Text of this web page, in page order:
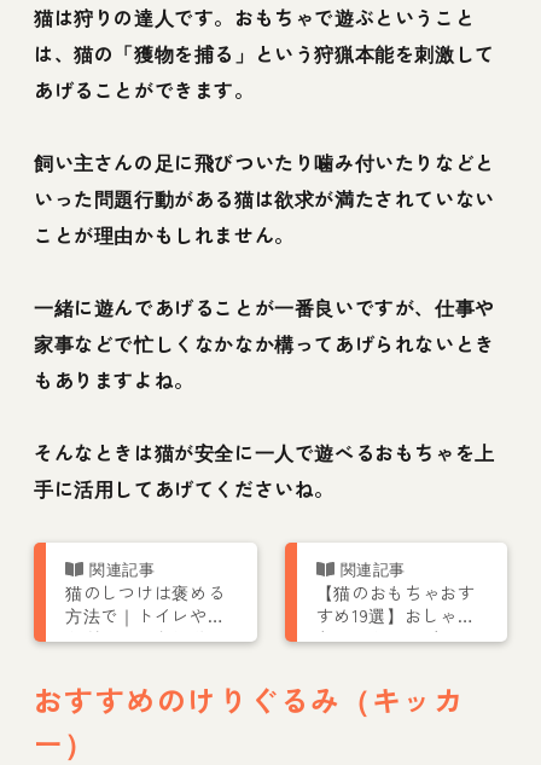
猫は狩りの達人です。おもちゃで遊ぶということ
は、猫の「獲物を捕る」という狩猟本能を刺激して
あげることができます。
飼い主さんの足に飛びついたり噛み付いたりなどと
いった問題行動がある猫は欲求が満たされていない
ことが理由かもしれません。
一緒に遊んであげることが一番良いですが、仕事や
家事などで忙しくなかなか構ってあげられないとき
もありますよね。
そんなときは猫が安全に一人で遊べるおもちゃを上
手に活用してあげてくださいね。
猫のしつけは褒める
方法で｜トイレや爪
とぎの困った行動の
【猫のおもちゃおす
すめ19選】おしゃれ
なトンネル・ボー
レゼントにも◎
おすすめのけりぐるみ（キッカ
ー）